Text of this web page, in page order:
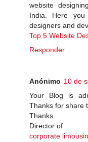
website
India. Here
designers and
Top 5 Website
Responder
Anónimo 10 de
Your Blog is
Thanks for share
Thanks
Director of
corporate